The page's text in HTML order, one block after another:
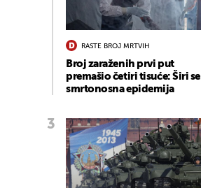
RASTE BROJ MRTVIH
Broj zaraženih prvi put
premašio četiri tisuće: Širi se
smrtonosna epidemija